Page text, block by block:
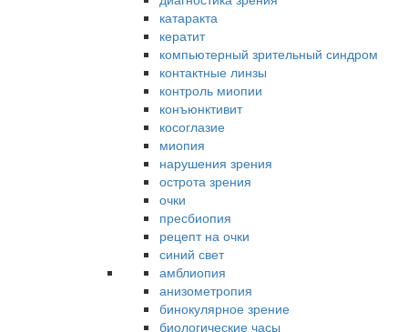
катаракта
кератит
компьютерный зрительный синдром
контактные линзы
контроль миопии
конъюнктивит
косоглазие
миопия
нарушения зрения
острота зрения
очки
пресбиопия
рецепт на очки
синий свет
амблиопия
анизометропия
бинокулярное зрение
биологические часы